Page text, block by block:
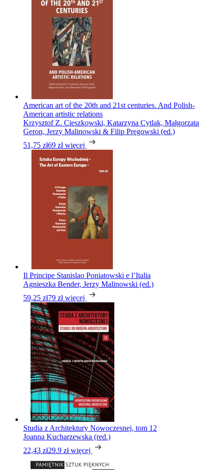
American art of the 20th and 21st centuries. And Polish-
American artistic relations
Krzysztof Z. Cieszkowski, Katarzyna Cytlak, Małgorzata
Geron, Jerzy Malinowski & Filip Pręgowski (ed.)
51,75 zł69 zł więcej
Il Principe Stanislao Poniatowski e l’Italia
Agnieszka Bender, Jerzy Malinowski (ed.)
59,25 zł79 zł więcej
Studia z Architektury Nowoczesnej, tom 12
Joanna Kucharzewska (red.)
22,43 zł29.9 zł więcej